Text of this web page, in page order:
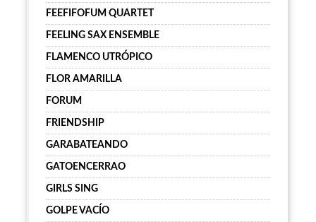
FEEFIFOFUM QUARTET
FEELING SAX ENSEMBLE
FLAMENCO UTRÓPICO
FLOR AMARILLA
FORUM
FRIENDSHIP
GARABATEANDO
GATOENCERRAO
GIRLS SING
GOLPE VACÍO